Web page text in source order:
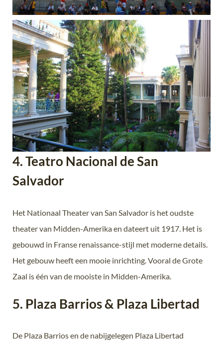
4. Teatro Nacional de San
Salvador
Het Nationaal Theater van San Salvador is het oudste
theater van Midden-Amerika en dateert uit 1917. Het is
gebouwd in Franse renaissance-stijl met moderne details.
Het gebouw heeft een mooie inrichting. Vooral de Grote
Zaal is één van de mooiste in Midden-Amerika.
5. Plaza Barrios & Plaza Libertad
De Plaza Barriosen de nabijgelegen Plaza Libertad